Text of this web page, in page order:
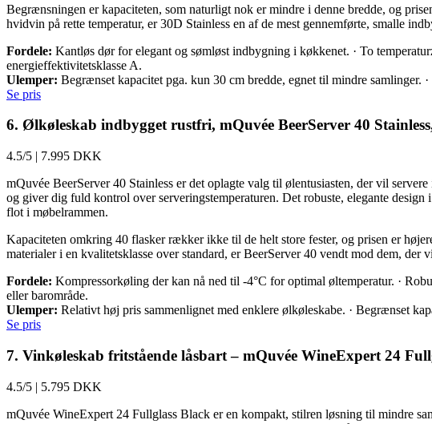
Begrænsningen er kapaciteten, som naturligt nok er mindre i denne bredde, og
hvidvin på rette temperatur, er 30D Stainless en af de mest gennemførte, smalle
Fordele: Kantløs dør for elegant og sømløst indbygning i køkkenet. · To
energieffektivitetsklasse A.
Ulemper: Begrænset kapacitet pga. kun 30 cm bredde, egnet til mindre samlinger.
Se pris
6. Ølkøleskab indbygget rustfri, mQuvée BeerServer 40
4.5/5 | 7.995 DKK
mQuvée BeerServer 40 Stainless er det oplagte valg til ølentusiasten, der vil
og giver dig fuld kontrol over serveringstemperaturen. Det robuste, elegante
flot i møbelrammen.
Kapaciteten omkring 40 flasker rækker ikke til de helt store fester, og prisen er
materialer i en kvalitetsklasse over standard, er BeerServer 40 vendt mod dem, der
Fordele: Kompressorkøling der kan nå ned til -4°C for optimal øltemperatur. ·
eller barområde.
Ulemper: Relativt høj pris sammenlignet med enklere ølkøleskabe. · Begrænset
Se pris
7. Vinkøleskab fritstående låsbart – mQuvée WineExpert 24
4.5/5 | 5.795 DKK
mQuvée WineExpert 24 Fullglass Black er en kompakt, stilren løsning til mindre